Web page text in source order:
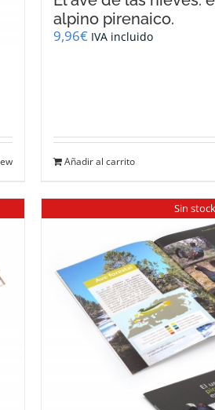
alpino pirenaico.
9,96€ IVA incluido
Añadir al carrito
Sin stock